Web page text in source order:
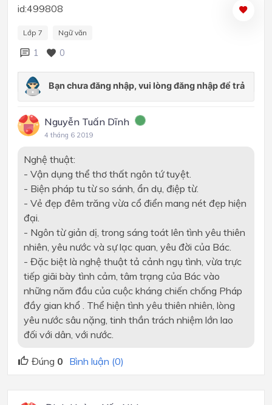
id:499808
Lớp 7 Ngữ văn
1 0
Nguyễn Tuấn Dĩnh
4 tháng 6 2019
Nghệ thuật:
- Vận dụng thể thơ thất ngôn tứ tuyệt.
- Biện pháp tu từ so sánh, ẩn dụ, điệp từ.
- Vẻ đẹp đêm trăng vừa cổ điển mang nét đẹp hiện
đại.
- Ngôn từ giản dị, trong sáng toát lên tình yêu thiên
nhiên, yêu nước và sự lạc quan, yêu đời của Bác.
- Đặc biệt là nghệ thuật tả cảnh ngụ tình, vừa trực
tiếp giãi bày tình cảm, tâm trạng của Bác vào
những năm đầu của cuộc kháng chiến chống Pháp
đầy gian khổ . Thể hiện tình yêu thiên nhiên, lòng
yêu nước sâu nặng, tinh thần trách nhiệm lớn lao
đối với dân, với nước.
Đúng 0 Bình luận (0)